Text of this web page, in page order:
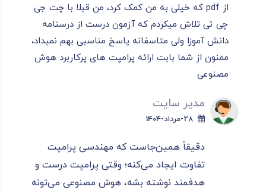
از pdf که خیلی به من کمک کرد، من قبلا با چت جی
چی تی تلاش میکردم که آزمون درست از درسنامه
دانش آموزا ولی متاسفانه پاسخ مناسبی بهم نمیداد،
ممنون از شما بابت ارائه پرامپت های پرکاربرد هوش
مصنوعی
مدیر سایت
28-مرداد-1404
دقیقاً همین‌جاست که مهندسی پرامپت
تفاوت ایجاد می‌کنه؛ وقتی پرامپت درست و
هدفمند نوشته بشه، هوش مصنوعی می‌تونه